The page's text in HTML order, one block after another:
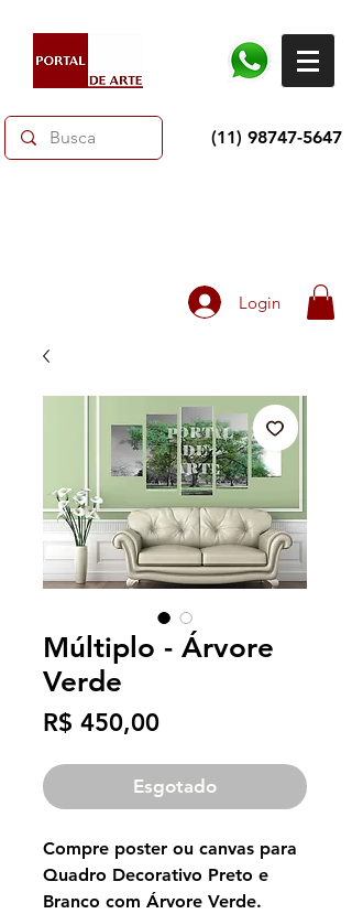
(11) 98747-5647
Login
Múltiplo - Árvore
Verde
R$ 450,00Preço
Esgotado
Compre poster ou canvas para
Quadro Decorativo Preto e
Branco com Árvore Verde.